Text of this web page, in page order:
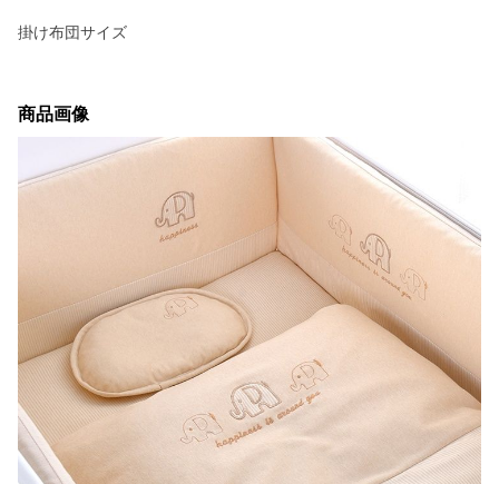
掛け布団サイズ
商品画像